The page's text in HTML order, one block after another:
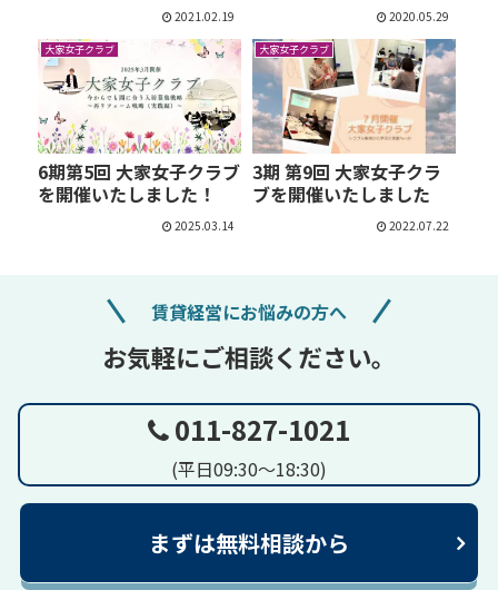
2021.02.19 2020.05.29
大家女子クラブ
6期第5回 大家女子クラブ
を開催いたしました！
2025.03.14
大家女子クラブ
3期 第9回 大家女子クラ
ブを開催いたしました
2022.07.22
賃貸経営にお悩みの方へ
お気軽にご相談ください。
011-827-1021
(平日09:30～18:30)
まずは無料相談から